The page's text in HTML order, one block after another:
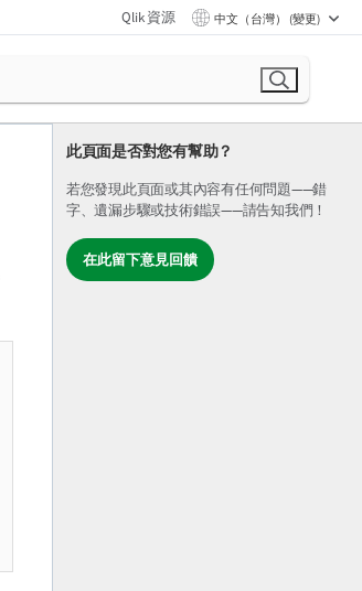
Qlik 資源 中文（台灣） (變更)
此頁面是否對您有幫助？
若您發現此頁面或其內容有任何問題——錯
字、遺漏步驟或技術錯誤——請告知我們！
在此留下意見回饋